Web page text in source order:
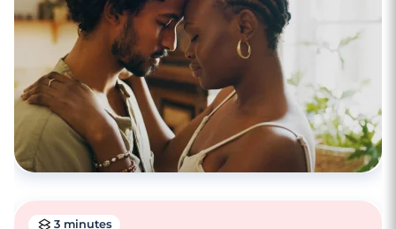
3 minutes